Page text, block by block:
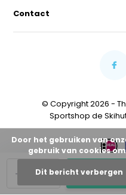
+
-
Contact
© Copyright 2026 -
Sportshop de
Door het gebruiken van
gebruik van cookies
Dit bericht verbergen